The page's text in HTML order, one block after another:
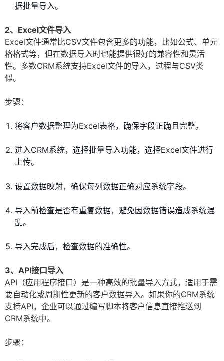
据批量导入。
2、Excel文件导入
Excel文件通常比CSV文件包含更多的功能，比如公式、单元
格格式等，但在数据导入时也能提供很好的兼容性和灵活
性。多数CRM系统支持Excel文件的导入，过程与CSV类
似。
步骤：
将客户数据整理为Excel表格，确保字段正确且完整。
进入CRM系统，选择批量导入功能，选择Excel文件进行
上传。
设置数据映射，确保每列数据正确对应系统字段。
导入前检查是否有重复数据，避免因数据错误造成系统混
乱。
导入完成后，检查数据的准确性。
3、API接口导入
API（应用程序接口）是一种高效的批量导入方式，适用于需
要自动化或周期性更新的客户数据导入。如果你的CRM系统
支持API，企业可以通过编写脚本将客户信息直接推送到
CRM系统中。
步骤：